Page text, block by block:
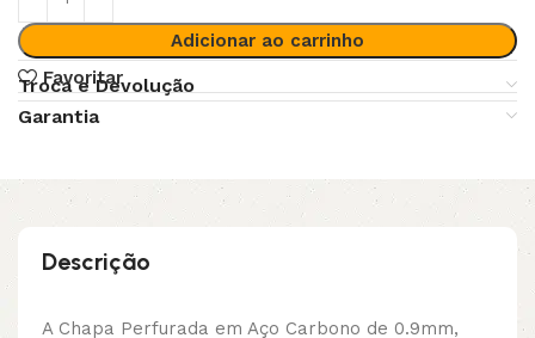
Adicionar ao carrinho
Favoritar
Troca e Devolução
Garantia
Descrição
A Chapa Perfurada em Aço Carbono de 0.9mm,